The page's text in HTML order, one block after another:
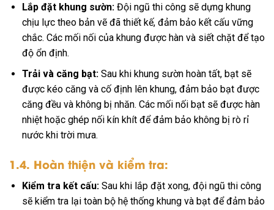
Lắp đặt khung sườn:Đội ngũ thi công sẽ dựng khung
chịu lực theo bản vẽ đã thiết kế, đảm bảo kết cấu vững
chắc. Các mối nối của khung được hàn và siết chặt để tạo
độ ổn định.
Trải và căng bạt:Sau khi khung sườn hoàn tất, bạt sẽ
được kéo căng và cố định lên khung, đảm bảo bạt được
căng đều và không bị nhăn. Các mối nối bạt sẽ được hàn
nhiệt hoặc ghép nối kín khít để đảm bảo không bị rò rỉ
nước khi trời mưa.
1.4. Hoàn thiện và kiểm tra:
Kiểm tra kết cấu:Sau khi lắp đặt xong, đội ngũ thi công
sẽ kiểm tra lại toàn bộ hệ thống khung và bạt để đảm bảo